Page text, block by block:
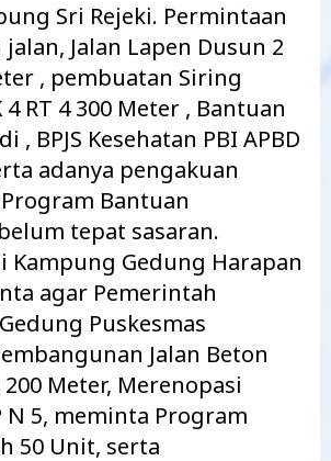
Sri Rejeki. Permintaan
Jalan Lapen Dusun 2
, pembuatan Siring
4 RT 4 300 Meter , Bantuan
, BPJS Kesehatan PBI APBD
adanya pengakuan
Bantuan
tepat sasaran.
Kampung Gedung Harapan
agar Pemerintah
Puskesmas
Jalan Beton
Meter, Merenopasi
N 5, meminta Program
50 Unit, serta